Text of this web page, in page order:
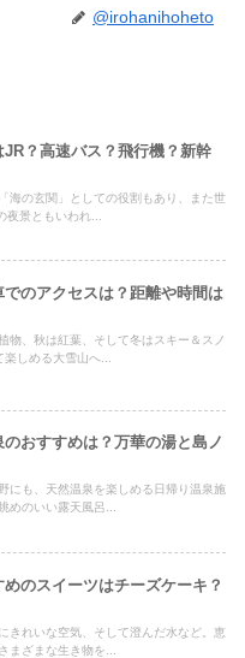
@irohanihoheto
？高速バス？飛行機？新幹
海の玄関」としての役割もあり、また世
景ともいわれ...
のアクセスは？距離や時間は
物、秋は紅葉、そして冬はスキー＆スノ
しめる大雪山へ...
おすすめは？万華の湯と島ノ
にも、天然温泉を楽しめる日帰り温泉施
めのいい露天風呂...
のスイーツはチーズケーキ？
きれいな空気、そして澄んだ水など。恵
まざまな生き物を...